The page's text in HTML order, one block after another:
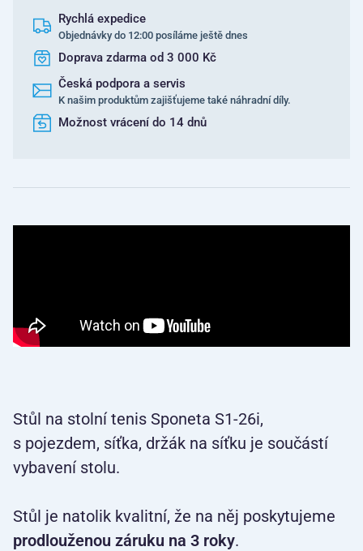
Rychlá expedice
Objednávky do 12:00 posíláme ještě dnes
Doprava zdarma od 3 000 Kč
Česká podpora a servis
K našim produktům zajišťujeme také náhradní díly.
Možnost vrácení do 14 dnů
Stůl na stolní tenis Sponeta S1-26i,
s pojezdem, síťka, držák na síťku je součástí
vybavení stolu.
Stůl je natolik kvalitní, že na něj poskytujeme
prodlouženou záruku na 3 roky.